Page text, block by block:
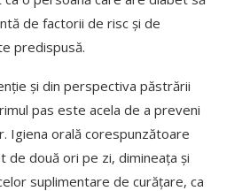
de factorii de risc și de
predispusă.
și din perspectiva păstrării
pas este acela de a preveni
Igiena orală corespunzătoare
de două ori pe zi, dimineața și
suplimentare de curățare, ca